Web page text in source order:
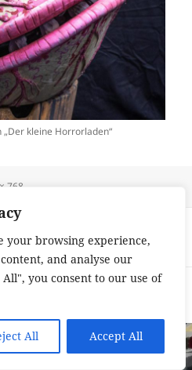
your browsing experience,
and analyse our
you consent to our use of
All Accept All
„Der kleine Horrorladen“
768